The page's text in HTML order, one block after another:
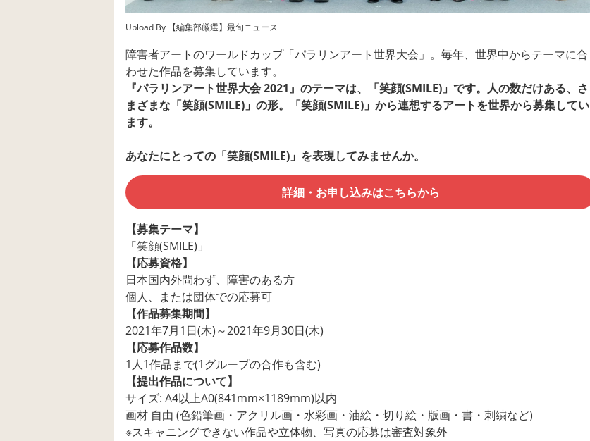
Upload By 【編集部厳選】最旬ニュース
障害者アートのワールドカップ「パラリンアート世界大会」。毎年、世界中からテーマに合
わせた作品を募集しています。
『パラリンアート世界大会 2021』のテーマは、「笑顔(SMILE)」です。人の数だけある、さ
まざまな「笑顔(SMILE)」の形。「笑顔(SMILE)」から連想するアートを世界から募集してい
ます。
あなたにとっての「笑顔(SMILE)」を表現してみませんか。
詳細・お申し込みはこちらから
【募集テーマ】
「笑顔(SMILE)」
【応募資格】
日本国内外問わず、障害のある方
個人、または団体での応募可
【作品募集期間】
2021年7月1日(木)～2021年9月30日(木)
【応募作品数】
1人1作品まで(1グループの合作も含む)
【提出作品について】
サイズ: A4以上A0(841mm×1189mm)以内
画材 自由 (色鉛筆画・アクリル画・水彩画・油絵・切り絵・版画・書・刺繍など)
※スキャニングできない作品や立体物、写真の応募は審査対象外